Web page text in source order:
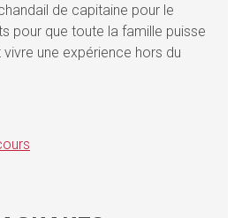
de capitaine pour le
pour que toute la famille puisse
une expérience hors du